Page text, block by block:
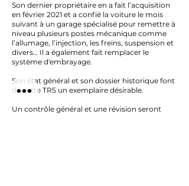
Son dernier propriétaire en a fait l’acquisition
en février 2021 et a confié la voiture le mois
suivant à un garage spécialisé pour remettre à
niveau plusieurs postes mécanique comme
l’allumage, l’injection, les freins, suspension et
divers… Il a également fait remplacer le
système d'embrayage.
Son état général et son dossier historique font
de cette TR5 un exemplaire désirable.
Un contrôle général et une révision seront